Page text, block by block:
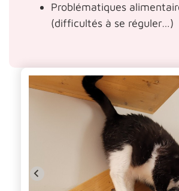
Problématiques
(difficultés à se réguler…)